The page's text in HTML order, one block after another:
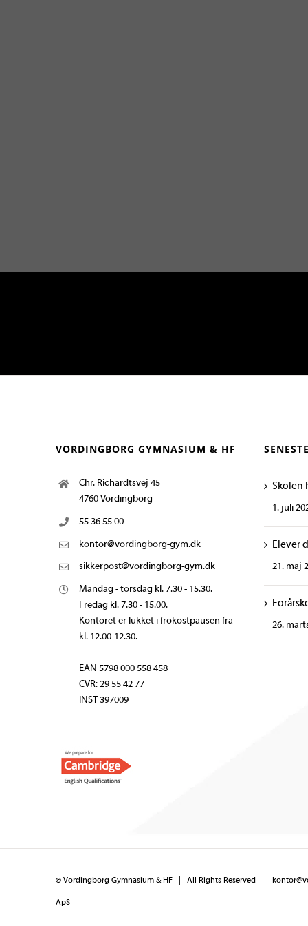
VORDINGBORG GYMNASIUM & HF
Chr. Richardtsvej 45
4760 Vordingborg
55 36 55 00
kontor@vordingborg-gym.dk
sikkerpost@vordingborg-gym.dk
Mandag - torsdag kl. 7.30 - 15.30.
Fredag kl. 7.30 - 15.00.
Kontoret er lukket i frokostpausen fra
kl. 12.00-12.30.
EAN 5798 000 558 458
CVR: 29 55 42 77
INST 397009
Skolen
1. juli
Elever
21. maj
26.
©Vordingborg Gymnasium & HF | All Rights Reserved |
ApS